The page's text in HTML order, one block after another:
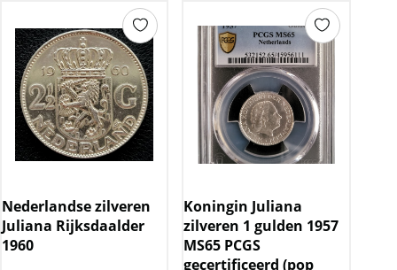
Nederlandse zilveren
Juliana Rijksdaalder
1960
Koningin Juliana
zilveren 1 gulden 1957
MS65 PCGS
gecertificeerd (pop